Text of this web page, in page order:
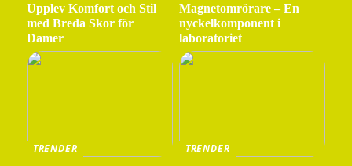
Upplev Komfort och Stil
med Breda Skor för
Damer
Magnetomrörare – En
nyckelkomponent i
laboratoriet
TRENDER
TRENDER